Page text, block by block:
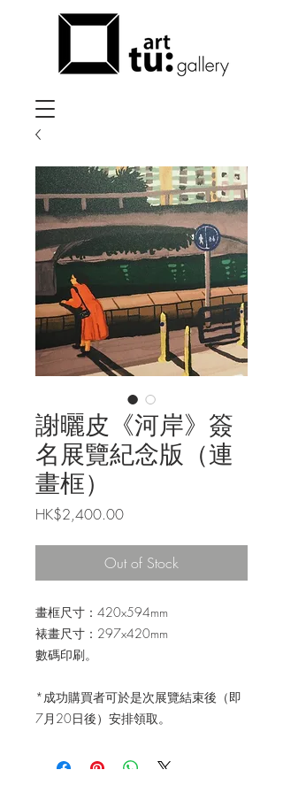
謝曬皮《河岸》簽
名展覽紀念版（連
畫框）
HK$2,400.00Price
Out of Stock
畫框尺寸：420x594mm
裱畫尺寸：297x420mm
數碼印刷。
*成功購買者可於是次展覽結束後（即
7月20日後）安排領取。